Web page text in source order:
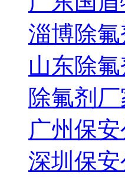
淄博除氟
山东除氟
除氟剂厂
广州保安
深圳保安